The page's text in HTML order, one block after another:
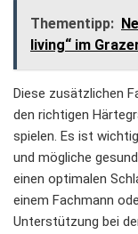
Thementipp:
living“ im
Diese zusätzlichen
den richtigen
spielen. Es ist
und mögliche
einen optimalen
einem Fachmann
Unterstützung bei